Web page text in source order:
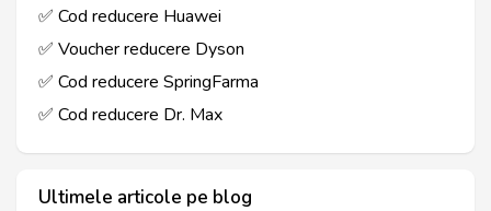
✅ Cod reducere Huawei
✅ Voucher reducere Dyson
✅ Cod reducere SpringFarma
✅ Cod reducere Dr. Max
Ultimele articole pe blog